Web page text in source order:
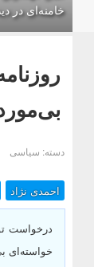
خامنه‌ای در
دسته: سیاسی
احمدی نژاد
درخواست
خواسته‌ای